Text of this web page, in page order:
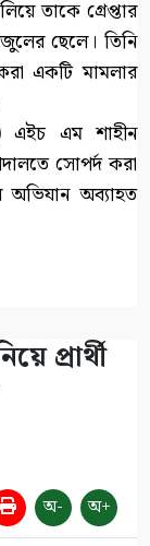
তাকে গ্রেপ্তার
ছেলে। তিনি
একটি মামলার
এইচ এম শাহীন
সোপর্দ করা
অভিযান অব্যাহত
প্রার্থী
অ- অ+